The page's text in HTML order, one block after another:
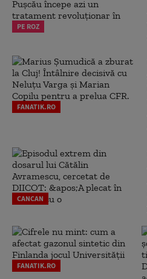
PE ROZ
FANATIK.RO
CANCAN
FANATIK.RO